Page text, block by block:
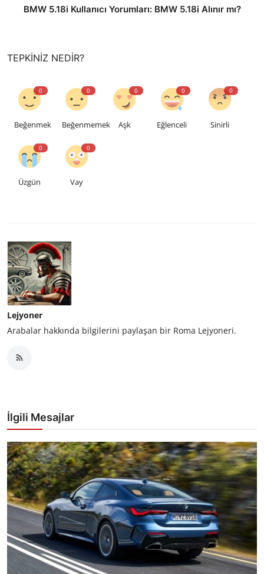
BMW 5.18i Kullanıcı Yorumları: BMW 5.18i Alınır mı?
TEPKINIZ NEDIR?
0
Beğenmek
0
Beğenmemek
0
Aşk
0
Eğlenceli
0
Sinirli
0
Üzgün
0
Vay
Lejyoner
Arabalar hakkında bilgilerini paylaşan bir Roma Lejyoneri.
İlgili Mesajlar